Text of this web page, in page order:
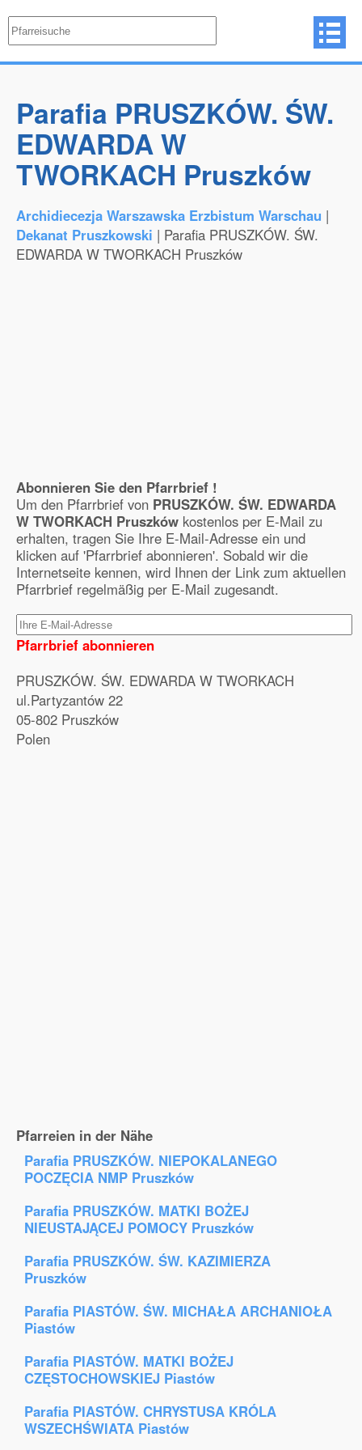
Parafia PRUSZKÓW. ŚW.
EDWARDA W
TWORKACH Pruszków
Archidiecezja Warszawska Erzbistum Warschau |
Dekanat Pruszkowski | Parafia PRUSZKÓW. ŚW.
EDWARDA W TWORKACH Pruszków
Abonnieren Sie den Pfarrbrief !
Um den Pfarrbrief von PRUSZKÓW. ŚW. EDWARDA
W TWORKACH Pruszków kostenlos per E-Mail zu
erhalten, tragen Sie Ihre E-Mail-Adresse ein und
klicken auf 'Pfarrbrief abonnieren'. Sobald wir die
Internetseite kennen, wird Ihnen der Link zum aktuellen
Pfarrbrief regelmäßig per E-Mail zugesandt.
Pfarrbrief abonnieren
PRUSZKÓW. ŚW. EDWARDA W TWORKACH
ul.Partyzantów 22
05-802 Pruszków
Polen
Pfarreien in der Nähe
Parafia PRUSZKÓW. NIEPOKALANEGO
POCZĘCIA NMP Pruszków
Parafia PRUSZKÓW. MATKI BOŻEJ
NIEUSTAJĄCEJ POMOCY Pruszków
Parafia PRUSZKÓW. ŚW. KAZIMIERZA
Pruszków
Parafia PIASTÓW. ŚW. MICHAŁA ARCHANIOŁA
Piastów
Parafia PIASTÓW. MATKI BOŻEJ
CZĘSTOCHOWSKIEJ Piastów
Parafia PIASTÓW. CHRYSTUSA KRÓLA
WSZECHŚWIATA Piastów